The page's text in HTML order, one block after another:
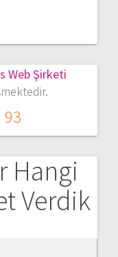
Web Şirketi
93
Hangi
Verdik